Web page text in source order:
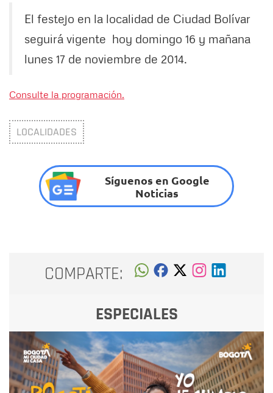
El festejo en la localidad de Ciudad Bolívar
seguirá vigente hoy domingo 16 y mañana
lunes 17 de noviembre de 2014.
Consulte la programación.
LOCALIDADES
Síguenos en Google
Noticias
COMPARTE:
ESPECIALES